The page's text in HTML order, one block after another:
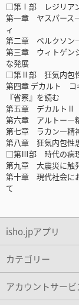
□第Ⅰ部 レジリアン
第一章 ヤスパース―
ィ
第二章 ベルクソン
第三章 ウィトゲン
な発展
□第Ⅱ部 狂気内包
第四章 デカルト コ
『省察』を読む
第五章 デカルトⅡ
第六章 アルトー―
第七章 ラカン―精
第八章 狂気内包性
□第Ⅲ部 時代の病
第九章 大震災に触
第十章 現代社会に
て
isho.jpアプリ
カテゴリー
アカウントサービ